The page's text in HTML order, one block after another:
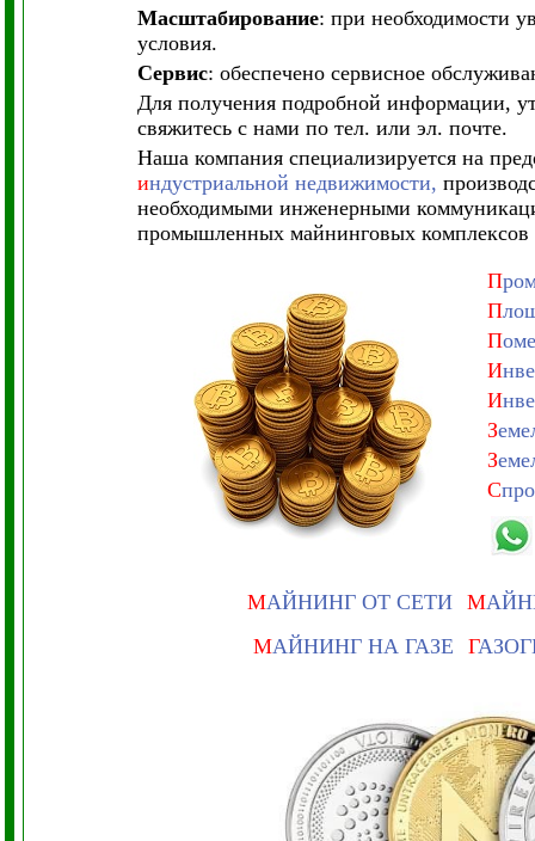
Масштабирование: при необходимости
условия.
Сервис: обеспечено сервисное
Для получения подробной информации,
свяжитесь с нами по тел. или эл. почте.
Наша компания специализируется на
индустриальной недвижимости,
необходимыми инженерными
промышленных майнинговых комплексов
П
П
П
И
И
З
З
С
МАЙНИНГ ОТ СЕТИ М
МАЙНИНГ НА ГАЗЕ Г